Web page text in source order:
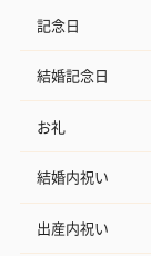
記念日
結婚記念日
お礼
結婚内祝い
出産内祝い